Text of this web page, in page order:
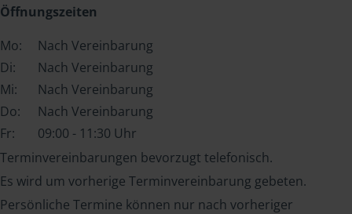
Öffnungszeiten
Mo:
Nach Vereinbarung
Di:
Nach Vereinbarung
Mi:
Nach Vereinbarung
Do:
Nach Vereinbarung
Fr:
09:00 - 11:30 Uhr
Terminvereinbarungen bevorzugt telefonisch.
Es wird um vorherige Terminvereinbarung gebeten.
Persönliche Termine können nur nach vorheriger